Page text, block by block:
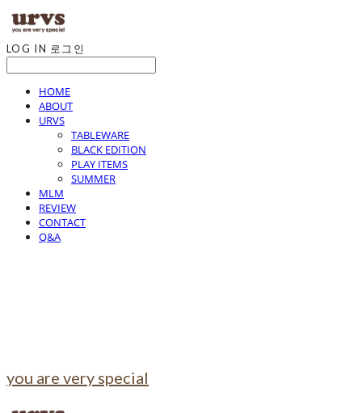
LOG IN 로그인
HOME
ABOUT
URVS
TABLEWARE
BLACK EDITION
PLAY ITEMS
SUMMER
MLM
REVIEW
CONTACT
Q&A
you are very special